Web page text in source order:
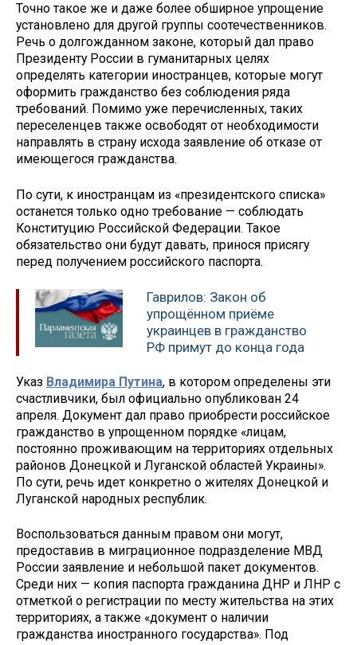
Точно такое же и даже более обширное упрощение
установлено для другой группы соотечественников.
Речь о долгожданном законе, который дал право
Президенту России в гуманитарных целях
определять категории иностранцев, которые могут
оформить гражданство без соблюдения ряда
требований. Помимо уже перечисленных, таких
переселенцев также освободят от необходимости
направлять в страну исхода заявление об отказе от
имеющегося гражданства.
По сути, к иностранцам из «президентского списка»
останется только одно требование — соблюдать
Конституцию Российской Федерации. Такое
обязательство они будут давать, принося присягу
перед получением российского паспорта.
Гаврилов: Закон об
упрощённом приёме
украинцев в гражданство
РФ примут до конца года
Указ Владимира Путина, в котором определены эти
счастливчики, был официально опубликован 24
апреля. Документ дал право приобрести российское
гражданство в упрощенном порядке «лицам,
постоянно проживающим на территориях отдельных
районов Донецкой и Луганской областей Украины».
По сути, речь идет конкретно о жителях Донецкой и
Луганской народных республик.
Воспользоваться данным правом они могут,
предоставив в миграционное подразделение МВД
России заявление и небольшой пакет документов.
Среди них — копия паспорта гражданина ДНР и ЛНР с
отметкой о регистрации по месту жительства на этих
территориях, а также «документ о наличии
гражданства иностранного государства». Под